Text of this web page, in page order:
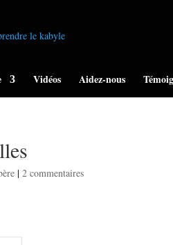
Vidéos Aidez-nous
| 2 commentaires